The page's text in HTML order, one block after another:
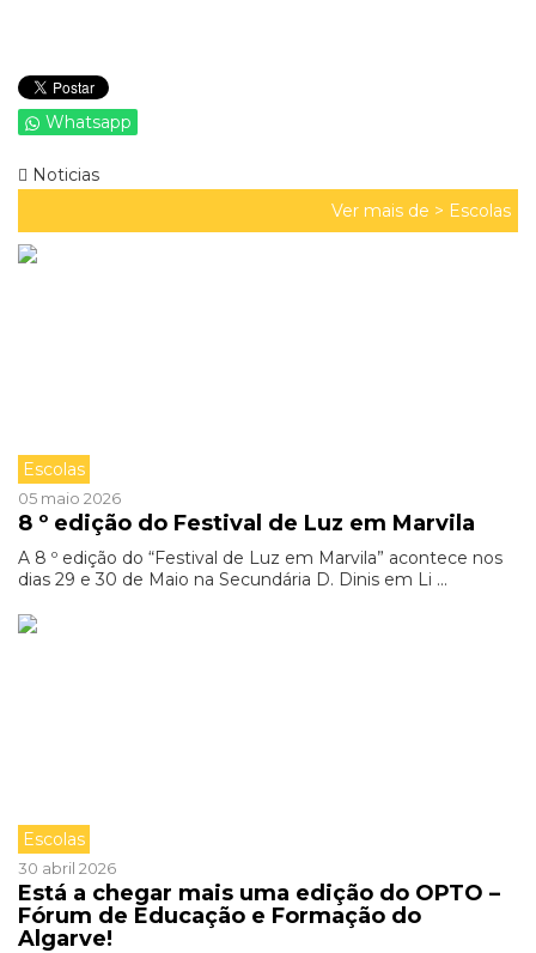
Whatsapp
Noticias
Ver mais de > Escolas
Escolas
05 maio 2026
8 º edição do Festival de Luz em Marvila
A 8 º edição do “Festival de Luz em Marvila” acontece nos
dias 29 e 30 de Maio na Secundária D. Dinis em Li ...
Escolas
30 abril 2026
Está a chegar mais uma edição do OPTO –
Fórum de Educação e Formação do
Algarve!